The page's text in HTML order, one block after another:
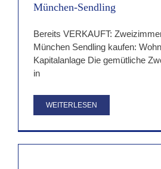
München-Sendling
Bereits VERKAUFT:
München Sendling kaufen:
Kapitalanlage Die gemütliche
in
WEITERLESEN